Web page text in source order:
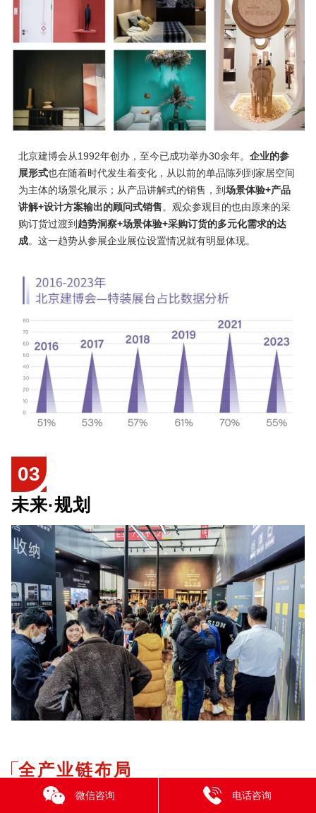
北京建博会从1992年创办，至今已成功举办30余年。 企业的参
展形式也在随着时代发生着变化，从以前的单品陈列到家居空间
为主体的场景化展示；从产品讲解式的销售，到场景体验+产品
讲解+设计方案输出的顾问式销售。观众参观目的也由原来的采
购订货过渡到 趋势洞察+场景体验+采购订货的多元化需求的达
成。这一趋势从参展企业展位设置情况就有明显体现。
03
未来·规划
全产业链布局
龙头企业示范引领
Inviting leading enterprises to
微信咨询 电话咨询